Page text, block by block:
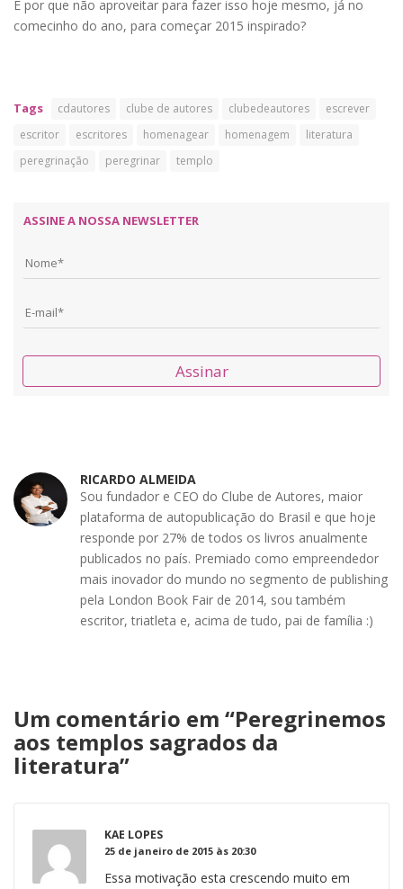
E por que não aproveitar para fazer isso hoje mesmo, já no
comecinho do ano, para começar 2015 inspirado?
Tags cdautores clube de autores clubedeautores
escrever
escritor
escritores homenagear homenagem
literatura
peregrinação
peregrinar templo
ASSINE A NOSSA NEWSLETTER
Assinar
RICARDO ALMEIDA
Sou fundador e CEO do Clube de Autores, maior
plataforma de autopublicação do Brasil e que hoje
responde por 27% de todos os livros anualmente
publicados no país. Premiado como empreendedor
mais inovador do mundo no segmento de publishing
pela London Book Fair de 2014, sou também
escritor, triatleta e, acima de tudo, pai de família :)
Um comentário em “Peregrinemos
aos templos sagrados da
literatura”
KAE LOPES
25 de janeiro de 2015 às 20:30
Essa motivação esta crescendo muito em